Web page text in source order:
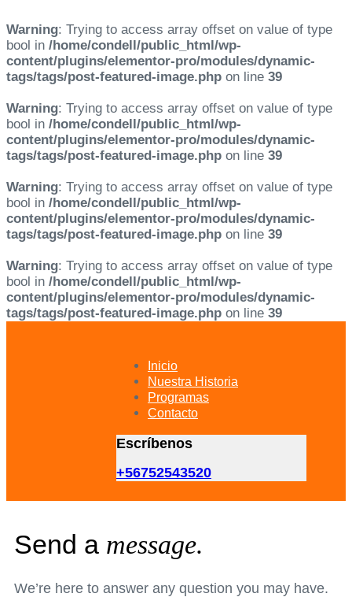
Warning: Trying to access array offset on value of type
bool in /home/condell/public_html/wp-
content/plugins/elementor-pro/modules/dynamic-
tags/tags/post-featured-image.php on line 39
Warning: Trying to access array offset on value of type
bool in /home/condell/public_html/wp-
content/plugins/elementor-pro/modules/dynamic-
tags/tags/post-featured-image.php on line 39
Warning: Trying to access array offset on value of type
bool in /home/condell/public_html/wp-
content/plugins/elementor-pro/modules/dynamic-
tags/tags/post-featured-image.php on line 39
Warning: Trying to access array offset on value of type
bool in /home/condell/public_html/wp-
content/plugins/elementor-pro/modules/dynamic-
tags/tags/post-featured-image.php on line 39
Inicio
Nuestra Historia
Programas
Contacto
Escríbenos
+56752543520
Send a message.
We’re here to answer any question you may have.